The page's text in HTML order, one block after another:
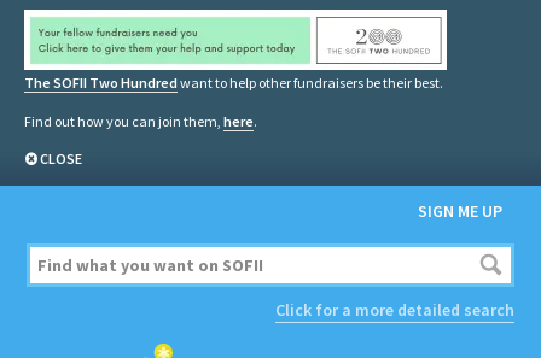
The SOFII Two Hundred want to help other fundraisers be their best.
Find out how you can join them, here.
CLOSE
SIGN ME UP
Click for a more detailed search